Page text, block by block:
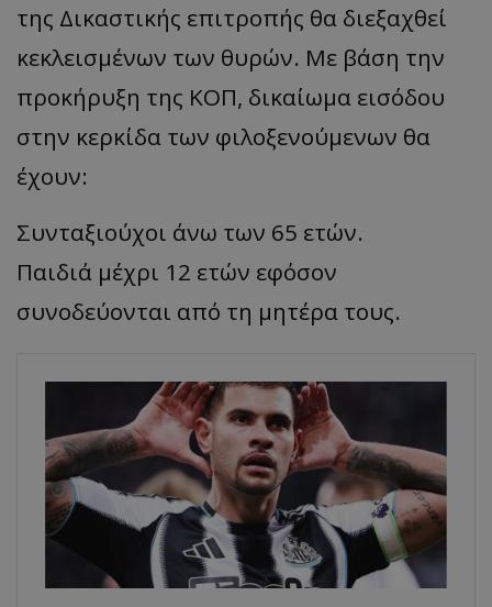
της Δικαστικής επιτροπής θα διεξαχθεί
κεκλεισμένων των θυρών. Με βάση την
προκήρυξη της ΚΟΠ, δικαίωμα εισόδου
στην κερκίδα των φιλοξενούμενων θα
έχουν:
Συνταξιούχοι άνω των 65 ετών.
Παιδιά μέχρι 12 ετών εφόσον
συνοδεύονται από τη μητέρα τους.